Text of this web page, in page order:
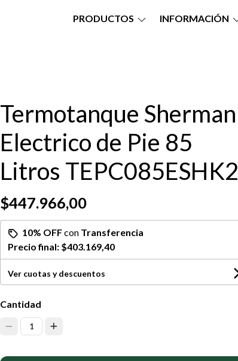
PRODUCTOS INFORMACIÓN
Termotanque Sherman
Electrico de Pie 85
Litros TEPC085ESHK2
$447.966,00
10% OFFcon Transferencia
Precio final: $403.169,40
Ver cuotas y descuentos
Cantidad
1